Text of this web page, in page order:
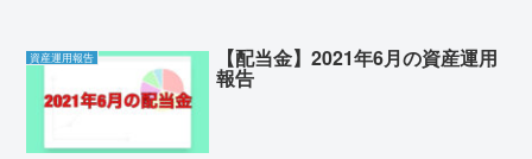
資産運用報告 【配当金】2021年6月の資産運用
報告